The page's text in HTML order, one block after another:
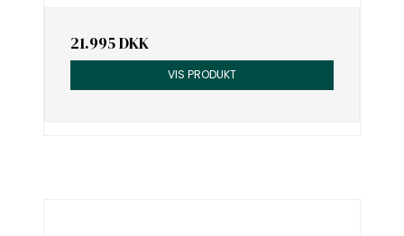
21.995 DKK
VIS PRODUKT